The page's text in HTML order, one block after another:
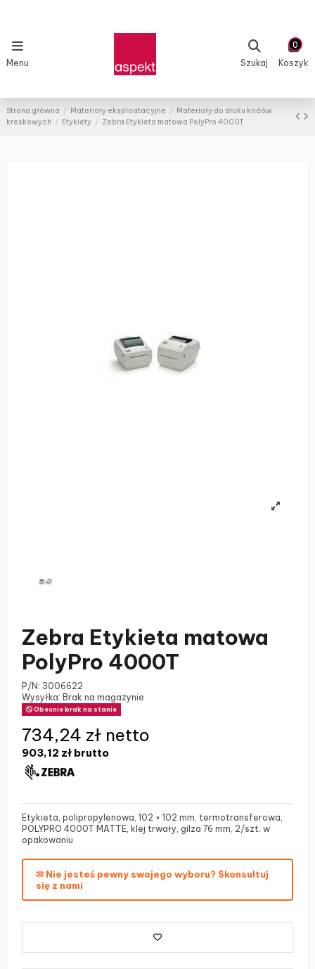
Menu Szukaj
0
Koszyk
Strona główna Materiały eksploatacyjne
Materiały do druku kodów
kreskowych
Etykiety Zebra Etykieta matowa PolyPro 4000T
Zebra Etykieta matowa
PolyPro 4000T
P/N: 3006622
Wysyłka: Brak na magazynie
Obecnie brak na stanie
903,12 zł brutto
734,24 zł netto
Etykieta, polipropylenowa, 102 × 102 mm, termotransferowa,
POLYPRO 4000T MATTE, klej trwały, gilza 76 mm, 2/szt. w
opakowaniu
✉ Nie jesteś pewny swojego wyboru? Skonsultuj
się z nami